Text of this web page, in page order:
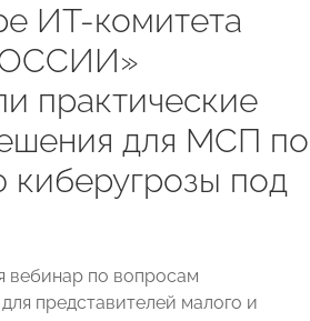
ИТ-комитета
практические
для МСП по
под
вебинар по вопросам
представителей малого и